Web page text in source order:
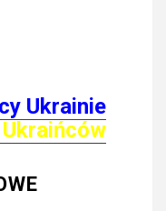
Ukrainie